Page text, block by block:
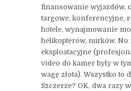
finansowanie wyjazdów,
targowe, konferencyjne,
hotele, wynajmowanie
helikopterów, nurków. No
eksploatacyjne
video do kamer były w
wagę złota). Wszystko to
Szczerze? OK, dwa razy